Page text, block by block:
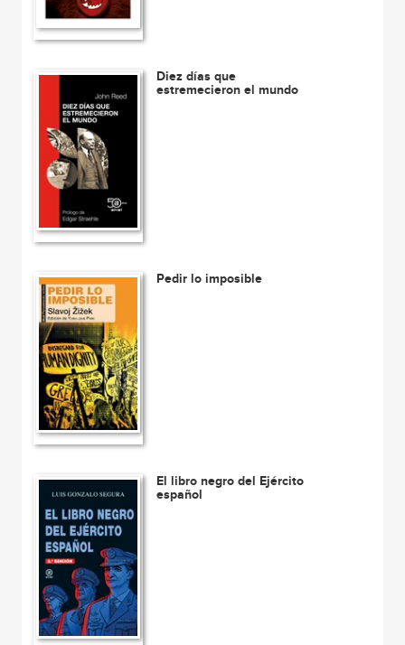
Diez días que
estremecieron el mundo
Pedir lo imposible
El libro negro del Ejército
español